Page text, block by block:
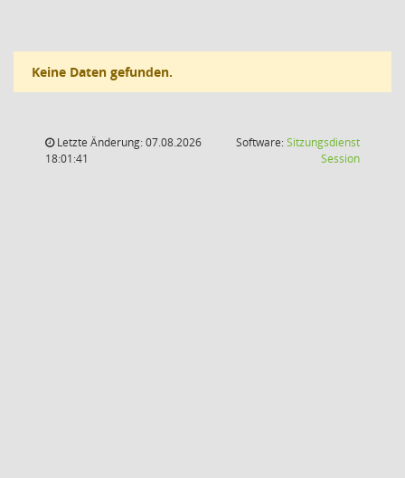
Keine Daten gefunden.
Letzte Änderung: 07.08.2026
18:01:41
Software:Sitzungsdienst
Session(Wird in